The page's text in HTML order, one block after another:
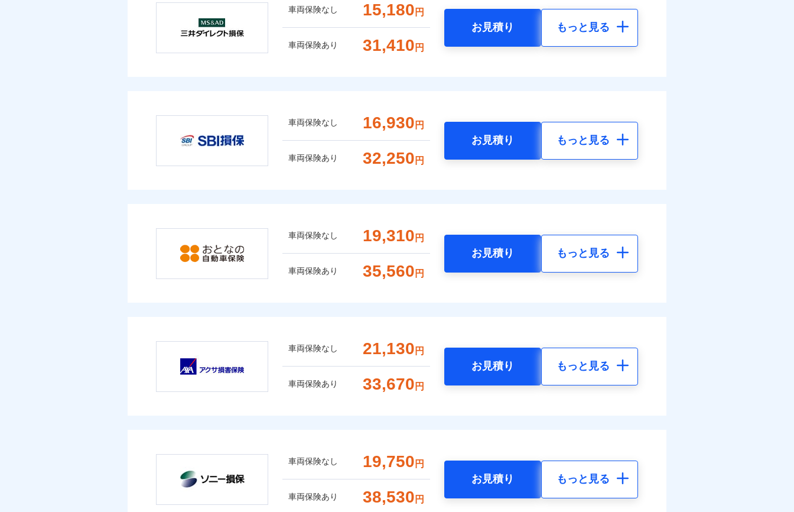
車両保険なし 15,180 円
車両保険あり 31,410 円
お見積り もっと見る
車両保険なし 16,930 円
車両保険あり 32,250 円
お見積り もっと見る
車両保険なし 19,310 円
車両保険あり 35,560 円
お見積り もっと見る
車両保険なし 21,130 円
車両保険あり 33,670 円
お見積り もっと見る
車両保険なし 19,750 円
車両保険あり 38,530 円
お見積り もっと見る